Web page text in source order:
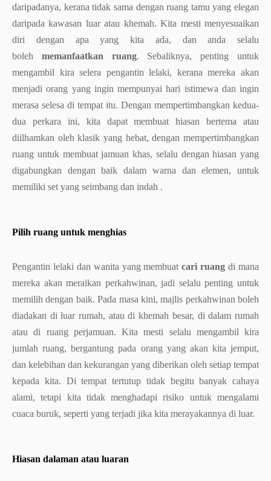
daripadanya, kerana tidak sama dengan ruang tamu yang elegan
daripada kawasan luar atau khemah. Kita mesti menyesuaikan
diri dengan apa yang kita ada, dan anda selalu
boleh memanfaatkan ruang. Sebaliknya, penting untuk
mengambil kira selera pengantin lelaki, kerana mereka akan
menjadi orang yang ingin mempunyai hari istimewa dan ingin
merasa selesa di tempat itu. Dengan mempertimbangkan kedua-
dua perkara ini, kita dapat membuat hiasan bertema atau
diilhamkan oleh klasik yang hebat, dengan mempertimbangkan
ruang untuk membuat jamuan khas, selalu dengan hiasan yang
digabungkan dengan baik dalam warna dan elemen, untuk
memiliki set yang seimbang dan indah .
Pilih ruang untuk menghias
Pengantin lelaki dan wanita yang membuatcari ruang di mana
mereka akan meraikan perkahwinan, jadi selalu penting untuk
memilih dengan baik. Pada masa kini, majlis perkahwinan boleh
diadakan di luar rumah, atau di khemah besar, di dalam rumah
atau di ruang perjamuan. Kita mesti selalu mengambil kira
jumlah ruang, bergantung pada orang yang akan kita jemput,
dan kelebihan dan kekurangan yang diberikan oleh setiap tempat
kepada kita. Di tempat tertutup tidak begitu banyak cahaya
alami, tetapi kita tidak menghadapi risiko untuk mengalami
cuaca buruk, seperti yang terjadi jika kita merayakannya di luar.
Hiasan dalaman atau luaran